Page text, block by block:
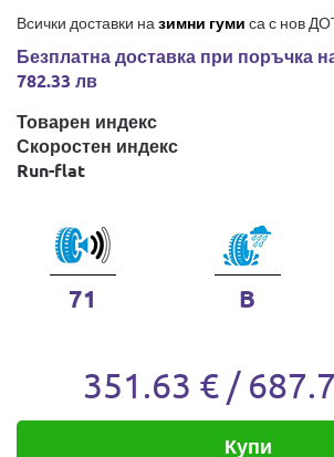
Всички доставки на зимни гуми са с нов
Безплатна доставка при поръчка
782.33 лв
Товарен индекс
Скоростен индекс
Run-flat
71 B
351.63 € /
Купи